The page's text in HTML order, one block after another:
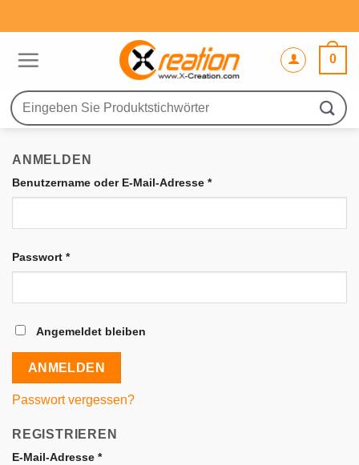
Inhalt
0
Suche
nach:
ANMELDEN
Benutzername oder E-Mail-Adresse *Erforderlich
Passwort *Erforderlich
Angemeldet bleiben
ANMELDEN
Passwort vergessen?
REGISTRIEREN
E-Mail-Adresse *Erforderlich